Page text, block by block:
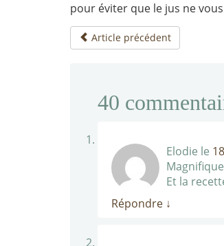
pour éviter que le jus ne
Article précédent
40
Elodie le
Et la
Répondre ↓